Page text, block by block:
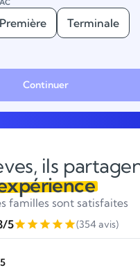
Première Terminale
Continuer
ils
familles sont satisfaites
5
(354 avis)